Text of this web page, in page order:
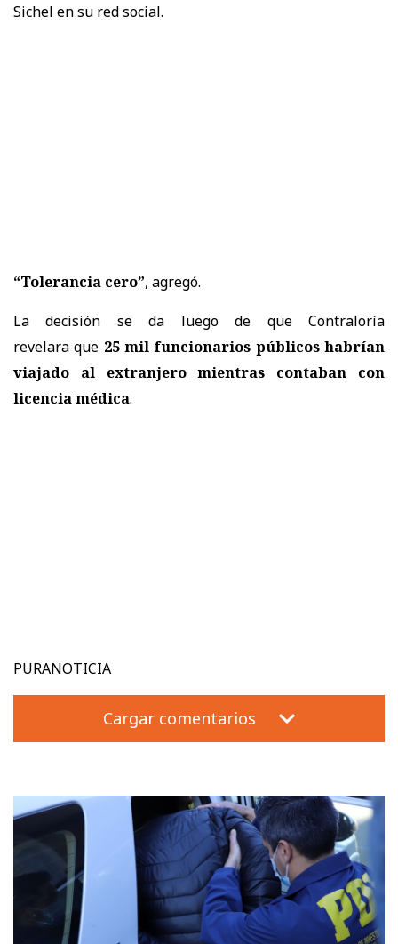
Sichel en su red social.
“Tolerancia cero”, agregó.
La decisión se da luego de que Contraloría
revelara que 25 mil funcionarios públicoshabrían
viajado al extranjero mientras contaban con
licencia médica.
PURANOTICIA
Cargar comentarios